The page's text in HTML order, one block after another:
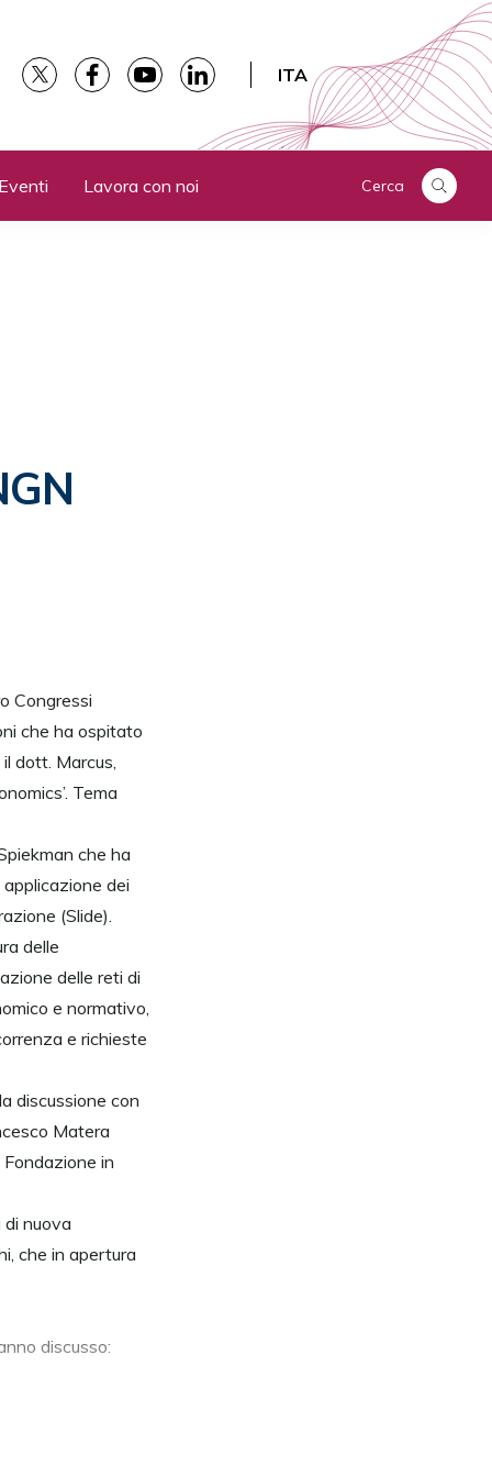
ITA
Eventi Lavora con noi Cerca
Congressi
che ha ospitato
dott. Marcus,
Tema
che ha
dei
(Slide).
delle
delle reti di
e normativo,
e richieste
discussione con
Matera
in
nuova
che in apertura
discusso: